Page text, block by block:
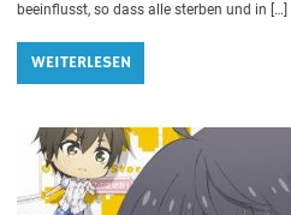
beeinflusst, so dass alle sterben und in […]
WEITERLESEN